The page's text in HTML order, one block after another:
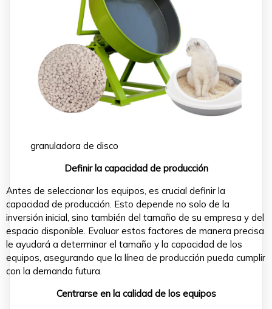
granuladora de disco
Definir la capacidad de producción
Antes de seleccionar los equipos, es crucial definir la
capacidad de producción. Esto depende no solo de la
inversión inicial, sino también del tamaño de su empresa y del
espacio disponible. Evaluar estos factores de manera precisa
le ayudará a determinar el tamaño y la capacidad de los
equipos, asegurando que la línea de producción pueda cumplir
con la demanda futura.
Centrarse en la calidad de los equipos